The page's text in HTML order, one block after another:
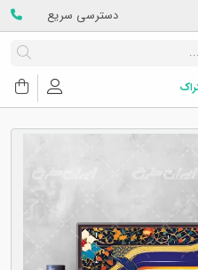
دسترسی سریع